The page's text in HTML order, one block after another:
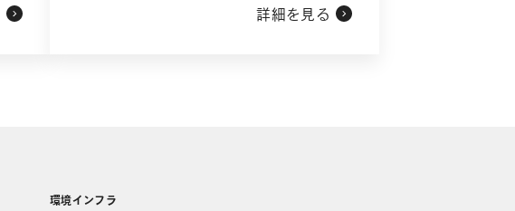
詳細を見る
環境インフラ